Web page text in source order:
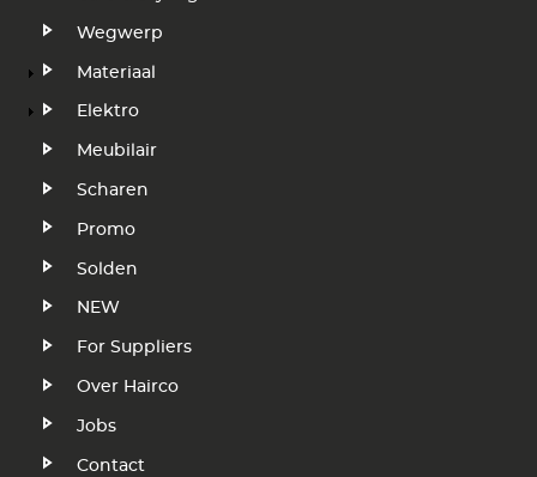
Wegwerp
Materiaal
Elektro
Meubilair
Scharen
Promo
Solden
NEW
VoetFor Suppliers
Over Hairco
Jobs
Contact